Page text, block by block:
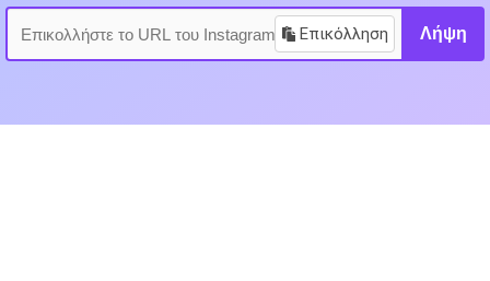
Επικόλληση Λήψη